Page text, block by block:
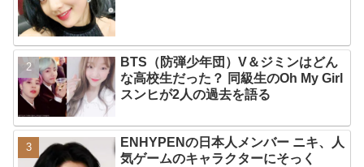
BTS（防弾少年団）V＆ジミンはどん
な高校生だった？ 同級生のOh My Girl
スンヒが2人の過去を語る
ENHYPENの日本人メンバー ニキ、人
気ゲームのキャラクターにそっく